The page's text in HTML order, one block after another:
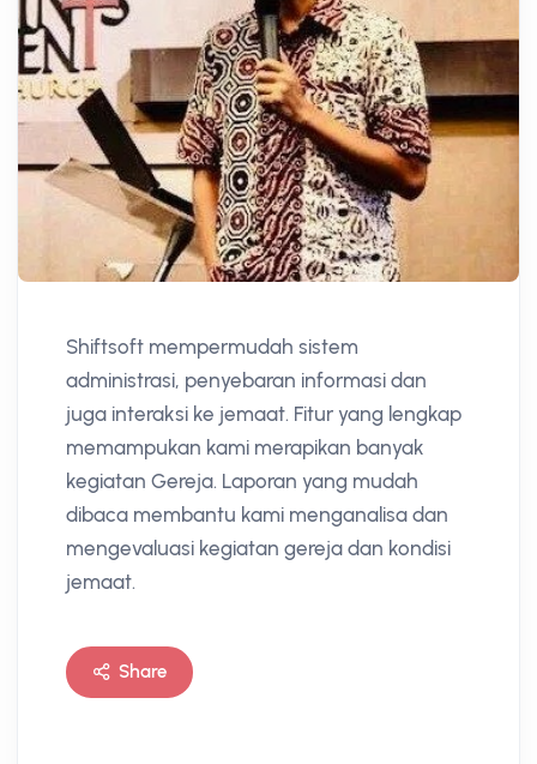
Shiftsoft mempermudah sistem
administrasi, penyebaran informasi dan
juga interaksi ke jemaat. Fitur yang lengkap
memampukan kami merapikan banyak
kegiatan Gereja. Laporan yang mudah
dibaca membantu kami menganalisa dan
mengevaluasi kegiatan gereja dan kondisi
jemaat.
Share